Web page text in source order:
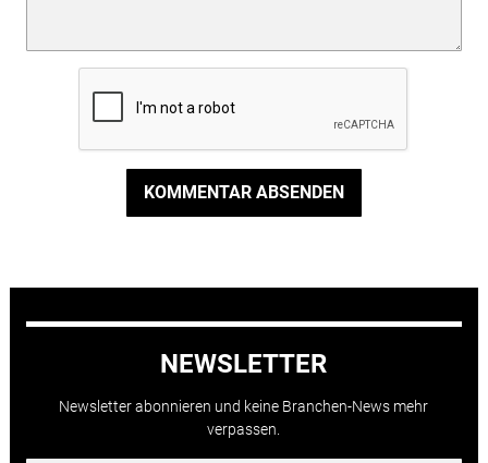
KOMMENTAR ABSENDEN
NEWSLETTER
Newsletter abonnieren und keine Branchen-News mehr
verpassen.